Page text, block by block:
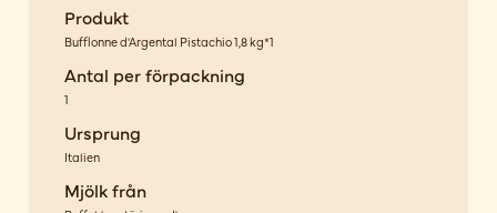
Produkt
Bufflonne d'Argental Pistachio 1,8 kg*1
Antal per förpackning
1
Ursprung
Italien
Mjölk från